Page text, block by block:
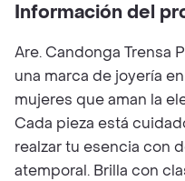
Información del
Are. Candonga Trensa
una marca de joyería
mujeres que aman la
Cada pieza está
realzar tu esencia con
atemporal. Brilla con